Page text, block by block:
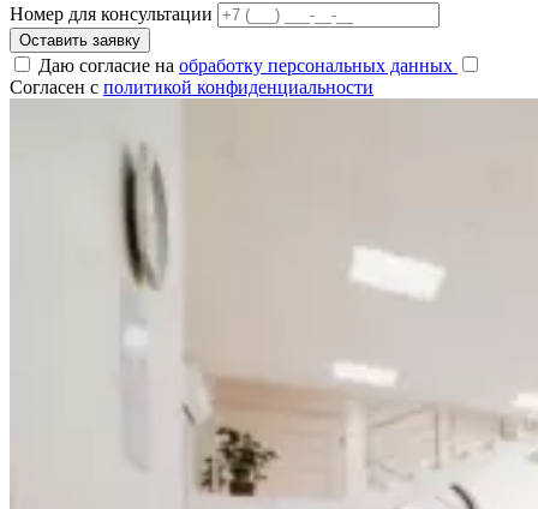
Номер для консультации
Оставить заявку
Даю согласие на обработку персональных данных
Согласен с политикой конфиденциальности